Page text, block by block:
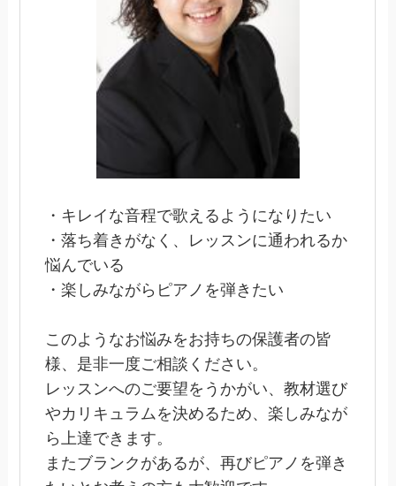
・キレイな音程で歌えるようになりたい
・落ち着きがなく、レッスンに通われるか
悩んでいる
・楽しみながらピアノを弾きたい
このようなお悩みをお持ちの保護者の皆
様、是非一度ご相談ください。
レッスンへのご要望をうかがい、教材選び
やカリキュラムを決めるため、楽しみなが
ら上達できます。
またブランクがあるが、再びピアノを弾き